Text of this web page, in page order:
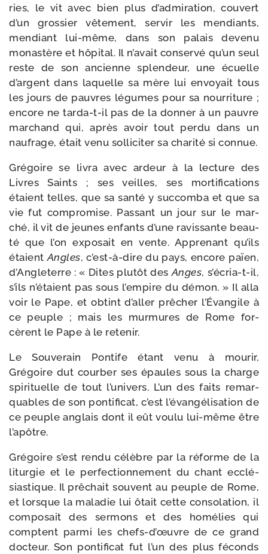
ries, le vit avec bien plus d’ad­mi­ra­tion, cou­vert
d’un gros­sier vête­ment, ser­vir les men­diants,
men­diant lui-​même, dans son palais deve­nu
monas­tère et hôpi­tal. Il n’a­vait conser­vé qu’un seul
reste de son ancienne splen­deur, une écuelle
d’argent dans laquelle sa mère lui envoyait tous
les jours de pauvres légumes pour sa nour­ri­ture ;
encore ne tarda-​t-​il pas de la don­ner à un pauvre
mar­chand qui, après avoir tout per­du dans un
nau­frage, était venu sol­li­ci­ter sa cha­ri­té si connue.
Grégoire se livra avec ardeur à la lec­ture des
Livres Saints ; ses veilles, ses mor­ti­fi­ca­tions
étaient telles, que sa san­té y suc­com­ba et que sa
vie fut com­pro­mise. Passant un jour sur le mar­
ché, il vit de jeunes enfants d’une ravis­sante beau­
té que l’on expo­sait en vente. Apprenant qu’ils
étaientAngles, c’est-​à-​dire du pays, encore païen,
d’Angleterre : « Dites plu­tôt desAnges, s’écria-​t-​il,
s’ils n’é­taient pas sous l’empire du démon. » Il alla
voir le Pape, et obtint d’al­ler prê­cher l’Évangile à
ce peuple ; mais les mur­mures de Rome for­
cèrent le Pape à le retenir.
Le Souverain Pontife étant venu à mou­rir,
Grégoire dut cour­ber ses épaules sous la charge
spi­ri­tuelle de tout l’u­ni­vers. L’un des faits remar­
quables de son pon­ti­fi­cat, c’est l’é­van­gé­li­sa­tion de
ce peuple anglais dont il eût vou­lu lui-​même être
l’apôtre.
Grégoire s’est ren­du célèbre par la réforme de la
litur­gie et le per­fec­tion­ne­ment du chant ecclé­
sias­tique. Il prê­chait sou­vent au peuple de Rome,
et lorsque la mala­die lui ôtait cette conso­la­tion, il
com­po­sait des ser­mons et des homé­lies qui
comptent par­mi les chefs-​d’œuvre de ce grand
doc­teur. Son pon­ti­fi­cat fut l’un des plus féconds